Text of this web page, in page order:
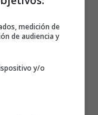
medición de
de audiencia y
y/o